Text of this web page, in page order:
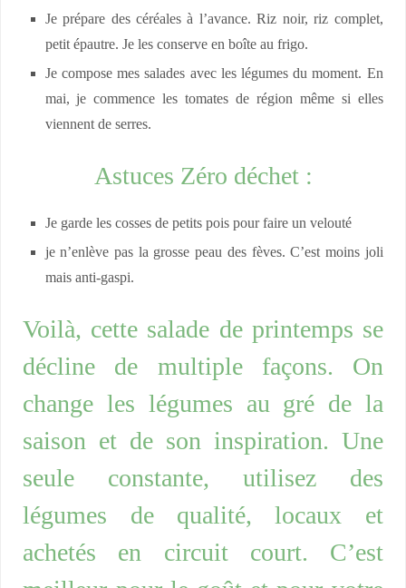
Je prépare des céréales à l’avance. Riz noir, riz complet,
petit épautre. Je les conserve en boîte au frigo.
Je compose mes salades avec les légumes du moment. En
mai, je commence les tomates de région même si elles
viennent de serres.
Astuces Zéro déchet :
Je garde les cosses de petits pois pour faire un velouté
je n’enlève pas la grosse peau des fèves. C’est moins joli
mais anti-gaspi.
Voilà, cette salade de printemps se
décline de multiple façons. On
change les légumes au gré de la
saison et de son inspiration. Une
seule constante, utilisez des
légumes de qualité, locaux et
achetés en circuit court. C’est